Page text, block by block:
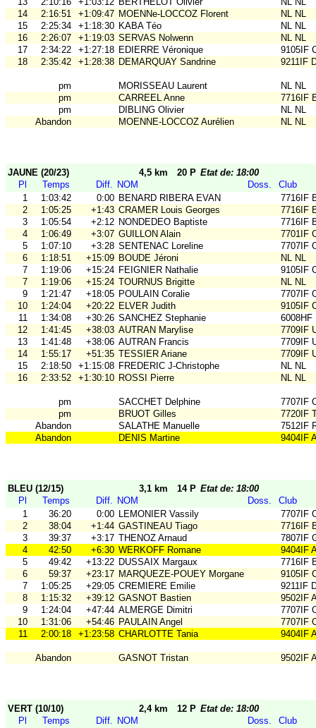
14
2:16:51 +1:09:47 MOENNe-LOCCOZ Florent
NL NL
15
2:25:34 +1:18:30 KABA Téo
NL NL
16
2:26:07 +1:19:03 SERVAS Nolwenn
NL NL
17
2:34:22 +1:27:18 EDIERRE Véronique
9105IF
18
2:35:42 +1:28:38 DEMARQUAY Sandrine 9211IF
pm MORISSEAU Laurent
NL NL
pm
CARREEL Anne
7716IF
pm
DIBLING Olivier
NL NL
Abandon
MOENNE-LOCCOZ Aurélien NL NL
JAUNE (20/23) 4,5 km 20 P Etat de: 18:00
Pl
Temps Diff. NOM Doss.
Club
1
1:03:42 0:00 BENARD RIBERA EVAN
7716IF
2
1:05:25 +1:43 CRAMER Louis Georges
7716IF
3
1:05:54 +2:12 NONDEDEO Baptiste
7716IF
4
1:06:49 +3:07 GUILLON Alain
7701IF
5
1:07:10 +3:28 SENTENAC Loreline
7707IF
6
1:18:51 +15:09 BOUDE Jéroni
NL NL
7
1:19:06 +15:24 FEIGNIER Nathalie
9105IF
7
1:19:06 +15:24 TOURNUS Brigitte
NL NL
9
1:21:47 +18:05 POULAIN Coralie
7707IF
10
1:24:04 +20:22 ELVER Judith
9105IF
11
1:34:08 +30:26 SANCHEZ Stephanie
6008HF
12
1:41:45 +38:03 AUTRAN Marylise
7709IF
13
1:41:48 +38:06 AUTRAN Francis
7709IF
14
1:55:17 +51:35 TESSIER Ariane
7709IF
15
2:18:50 +1:15:08 FREDERIC J-Christophe
NL NL
16
2:33:52 +1:30:10 ROSSI Pierre NL NL
pm SACCHET Delphine
7707IF
pm
BRUOT Gilles
7720IF
Abandon
SALATHE Manuelle
7512IF
Abandon
DENIS Martine 9404IF
BLEU (12/15) 3,1 km 14 P Etat de: 18:00
Pl
Temps Diff. NOM Doss.
Club
1
36:20 0:00 LEMONIER Vassily
7707IF
2
38:04 +1:44 GASTINEAU Tiago
7716IF
3
39:37 +3:17 THENOZ Arnaud
7807IF
4
42:50 +6:30 WERKOFF Romane
9404IF
5
49:42 +13:22 DUSSAIX Margaux
7716IF
6
59:37 +23:17 MARQUEZE-POUEY Morgane
9105IF
7
1:05:25 +29:05 CREMIERE Emilie
9211IF
8
1:15:32 +39:12 GASNOT Bastien
9502IF
9
1:24:04 +47:44 ALMERGE Dimitri
7707IF
10
1:31:06 +54:46 PAULAIN Angel
7707IF
11
2:00:18 +1:23:58 CHARLOTTE Tania 9404IF
Abandon GASNOT Tristan 9502IF
VERT (10/10) 2,4 km 12 P Etat de: 18:00
Pl
Temps Diff. NOM Doss.
Club